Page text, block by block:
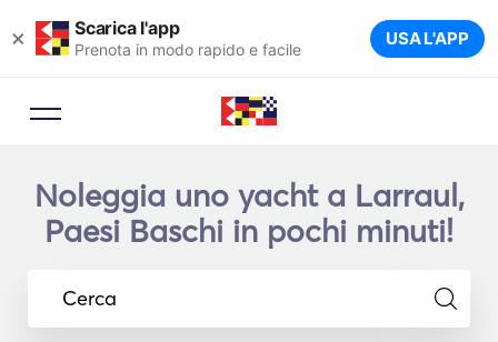
× Scarica l'app
Prenota in modo rapido e facile USA L'APP
Noleggia uno yacht a Larraul,
Paesi Baschi in pochi minuti!
Cerca